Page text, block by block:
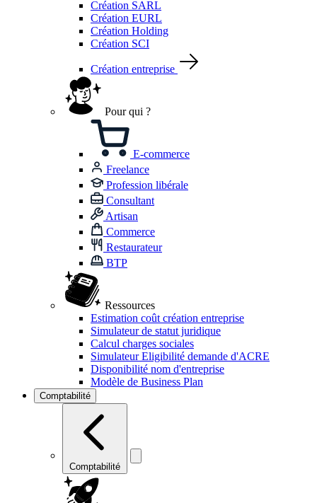
Création SARL
Création EURL
Création Holding
Création SCI
Création entreprise
Pour qui ?
E-commerce
Freelance
Profession libérale
Consultant
Artisan
Commerce
Restaurateur
BTP
Ressources
Estimation coût création entreprise
Simulateur de statut juridique
Calcul charges sociales
Simulateur Eligibilité demande d'ACRE
Disponibilité nom d'entreprise
Modèle de Business Plan
Comptabilité
Comptabilité